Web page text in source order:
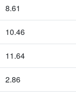
8.61
10.46
11.64
2.86